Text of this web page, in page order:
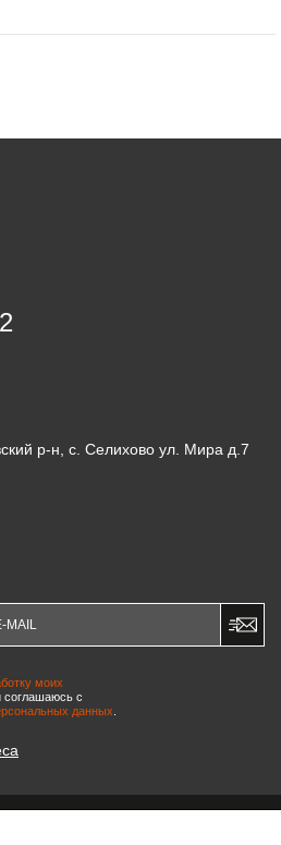
р-н, с. Селихово ул. Мира д.7
моих
соглашаюсь c
данных
ПИНЧУКА»